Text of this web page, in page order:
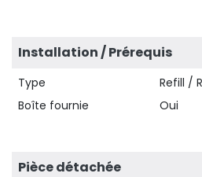
Installation / Prérequis
Type
Refill /
Boîte fournie
Oui
Pièce détachée